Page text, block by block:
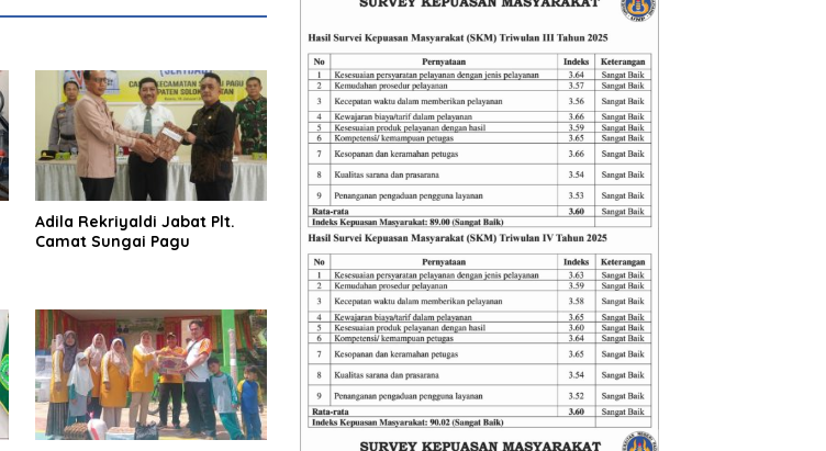
Adila Rekriyaldi Jabat Plt.
Camat Sungai Pagu